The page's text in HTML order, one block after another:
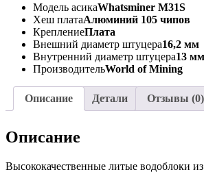
Модель асикаWhatsminer M31S
Хеш платаАлюминий 105 чипов
КреплениеПлата
Внешний диаметр штуцера16,2 мм
Внутренний диаметр штуцера13 мм
ПроизводительWorld of Mining
Описание Детали Отзывы (0)
Описание
Высококачественные литые водоблоки